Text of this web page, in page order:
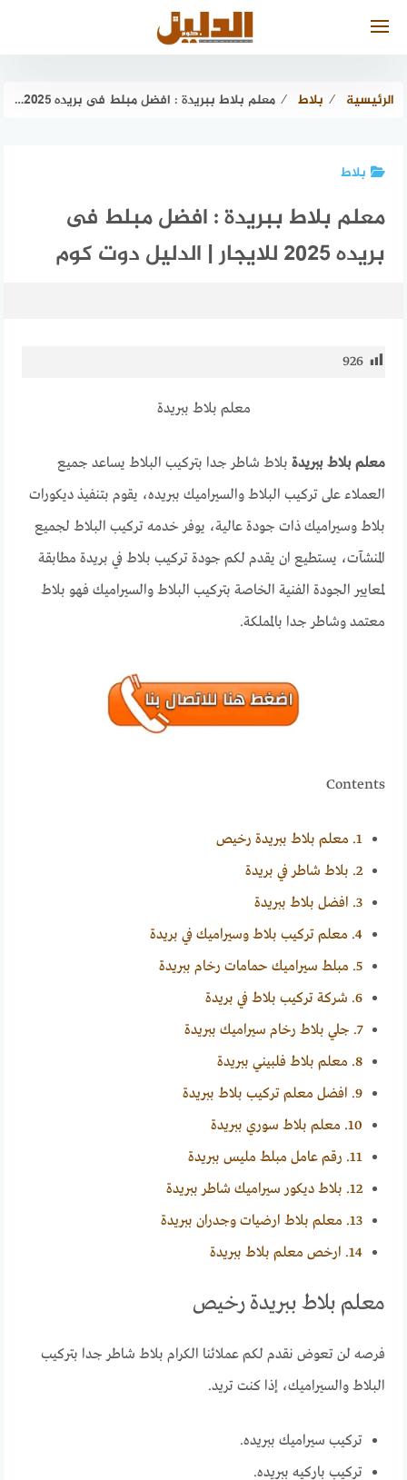
الرئيسية ⁄ بلاط ⁄ معلم بلاط ببريدة : افضل مبلط فى بريده ٢٠٢٥ للايجار | الدليل دوت كوم
بلاط
معلم بلاط ببريدة : افضل مبلط فى
بريده ٢٠٢٥ للايجار | الدليل دوت كوم
926
معلم بلاط ببريدة
معلم بلاط ببريدة بلاط شاطر جدا بتركيب البلاط يساعد جميع
العملاء على تركيب البلاط والسيراميك ببريده، يقوم بتنفيذ ديكورات
بلاط وسيراميك ذات جودة عالية، يوفر خدمه تركيب البلاط لجميع
المنشآت، يستطيع ان يقدم لكم جودة تركيب بلاط في بريدة مطابقة
لمعايير الجودة الفنية الخاصة بتركيب البلاط والسيراميك فهو بلاط
معتمد وشاطر جدا بالمملكة.
Contents
1. معلم بلاط ببريدة رخيص
2. بلاط شاطر في بريدة
3. افضل بلاط ببريدة
4. معلم تركيب بلاط وسيراميك في بريدة
5. مبلط سيراميك حمامات رخام ببريدة
6. شركة تركيب بلاط في بريدة
7. جلي بلاط رخام سيراميك ببريدة
8. معلم بلاط فلبيني ببريدة
9. افضل معلم تركيب بلاط ببريدة
10. معلم بلاط سوري ببريدة
11. رقم عامل مبلط مليس ببريدة
12. بلاط ديكور سيراميك شاطر ببريدة
13. معلم بلاط ارضيات وجدران ببريدة
14. ارخص معلم بلاط ببريدة
معلم بلاط ببريدة رخيص
فرصه لن تعوض نقدم لكم عملائنا الكرام بلاط شاطر جدا بتركيب
البلاط والسيراميك، إذا كنت تريد.
تركيب سيراميك ببريده.
تركيب باركيه ببريده.